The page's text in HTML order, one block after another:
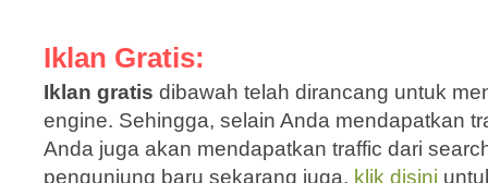
Iklan Gratis:
Iklan gratis dibawah telah dirancang untuk
engine. Sehingga, selain Anda mendapatkan
Anda juga akan mendapatkan traffic dari
pengunjung baru sekarang juga, klik disini